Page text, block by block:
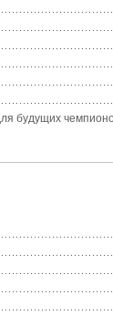
будущих